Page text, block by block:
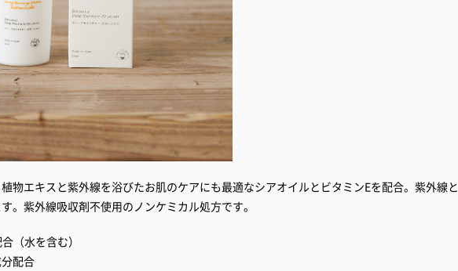
物エキスと紫外線を浴びたお肌のケアにも最適なシアオイルとビタミンEを配合。紫外線と
。紫外線吸収剤不使用のノンケミカル処方です。
（水を含む）
配合